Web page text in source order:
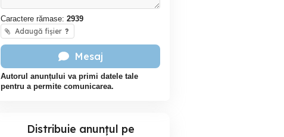
Caractere rămase: 2939
Adaugă fișier ?
Mesaj
Autorul anunțului va primi datele tale
pentru a permite comunicarea.
Distribuie anunțul pe